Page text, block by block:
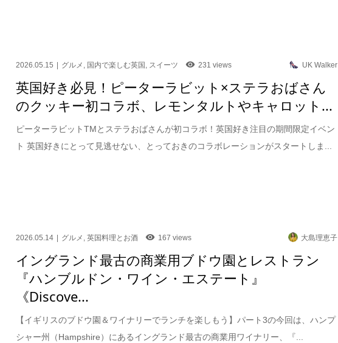
2026.05.15 グルメ , 国内で楽しむ英国 , スイーツ 231 views UK Walker
英国好き必見！ピーターラビット×ステラおばさん
のクッキー初コラボ、レモンタルトやキャロット...
ピーターラビットTMとステラおばさんが初コラボ！英国好き注目の期間限定イベン
ト 英国好きにとって見逃せない、とっておきのコラボレーションがスタートしま...
2026.05.14 グルメ ,英国料理とお酒 167 views 大島理恵子
イングランド最古の商業用ブドウ園とレストラン
『ハンブルドン・ワイン・エステート』
《Discove...
【イギリスのブドウ園＆ワイナリーでランチを楽しもう】パート3の今回は、ハンプ
シャー州（Hampshire）にあるイングランド最古の商業用ワイナリー、『...